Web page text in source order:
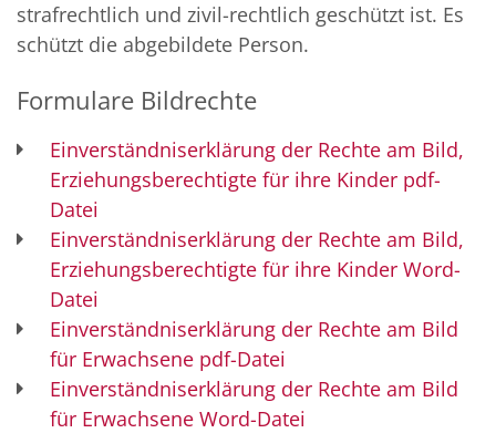
strafrechtlich und zivil-rechtlich geschützt ist. Es
schützt die abgebildete Person.
Formulare Bildrechte
Einverständniserklärung der Rechte am Bild,
Erziehungsberechtigte für ihre Kinder pdf-
Datei
Einverständniserklärung der Rechte am Bild,
Erziehungsberechtigte für ihre Kinder Word-
Datei
Einverständniserklärung der Rechte am Bild
für Erwachsene pdf-Datei
Einverständniserklärung der Rechte am Bild
für Erwachsene Word-Datei